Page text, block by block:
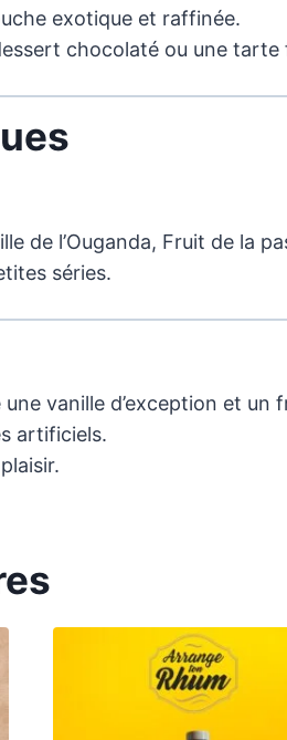
exotique et raffinée.
chocolaté ou une tarte
de l’Ouganda, Fruit de la
séries.
vanille d’exception et un
artificiels.